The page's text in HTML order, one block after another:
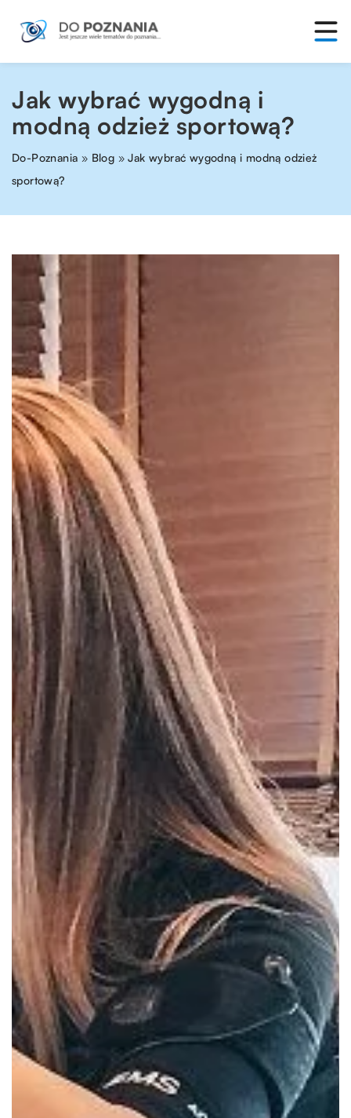
Jak wybrać wygodną i
modną odzież sportową?
Do-Poznania » Blog »Jak wybrać wygodną i modną odzież
sportową?